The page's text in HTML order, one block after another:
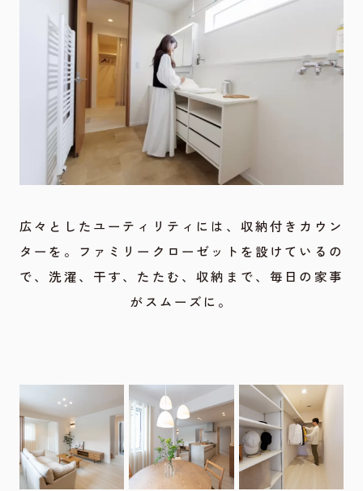
広々としたユーティリティには、収納付きカウン
ターを。ファミリークローゼットを設けているの
で、洗濯、干す、たたむ、収納まで、毎日の家事
がスムーズに。